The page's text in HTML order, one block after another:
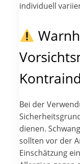
individuell
Bei der
dienen.
sollten vor der
Einschätzung